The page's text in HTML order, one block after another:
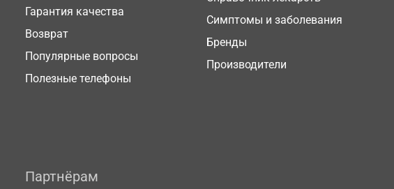
Гарантия качества
Возврат
Популярные вопросы
Полезные телефоны
Симптомы и заболевания
Бренды
Производители
Партнёрам